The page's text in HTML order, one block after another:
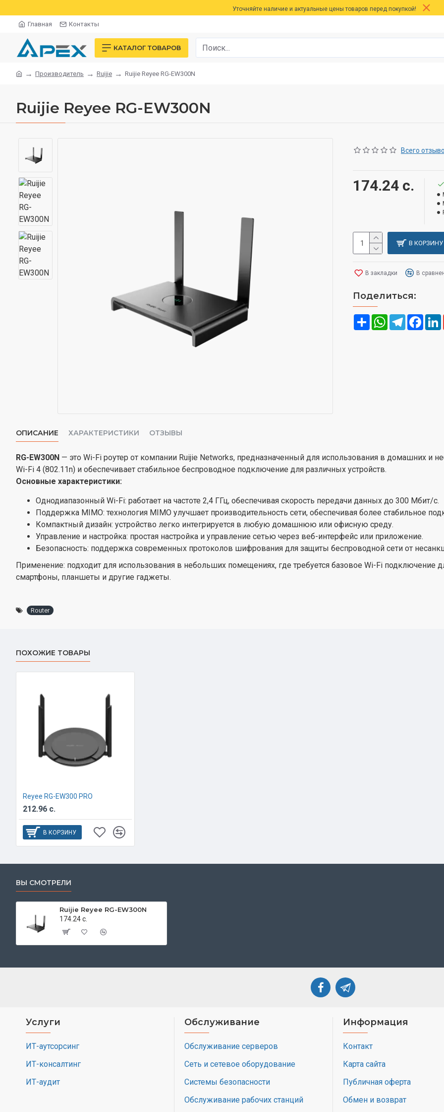
Уточняйте наличие и актуальные цены товаров перед покупкой!
Главная Контакты
КАТАЛОГ ТОВАРОВ
Производитель Ruijie Ruijie Reyee RG-EW300N
Ruijie Reyee RG-EW300N
Всего
174.24 с.
В КОРЗИНУ
В закладки В
Поделиться:
Share WhatsAppTelegram
ОПИСАНИЕ ХАРАКТЕРИСТИКИ ОТЗЫВЫ
RG-EW300N — это Wi-Fi роутер от компании Ruijie Networks, предназначенный для использования в домашних и
Wi-Fi 4 (802.11n) и обеспечивает стабильное беспроводное подключение для различных устройств.
Основные характеристики:
Однодиапазонный Wi-Fi: работает на частоте 2,4 ГГц, обеспечивая скорость передачи данных до 300 Мбит/с.
Поддержка MIMO: технология MIMO улучшает производительность сети, обеспечивая более стабильное
Компактный дизайн: устройство легко интегрируется в любую домашнюю или офисную среду.
Управление и настройка: простая настройка и управление сетью через веб-интерфейс или приложение.
Безопасность: поддержка современных протоколов шифрования для защиты беспроводной сети от
Применение: подходит для использования в небольших помещениях, где требуется базовое Wi-Fi подключение
смартфоны, планшеты и другие гаджеты.
Router
ПОХОЖИЕ ТОВАРЫ
Reyee RG-EW300 PRO
212.96 с.
В КОРЗИНУ
ВЫ СМОТРЕЛИ
Ruijie Reyee RG-EW300N
174.24 с.
Услуги
ИТ-аутсорсинг
ИТ-консалтинг
ИТ-аудит
Обслуживание
Обслуживание серверов
Сеть и сетевое оборудование
Системы безопасности
Обслуживание рабочих станций
Информация
Контакт
Карта сайта
Публичная оферта
Обмен и возврат